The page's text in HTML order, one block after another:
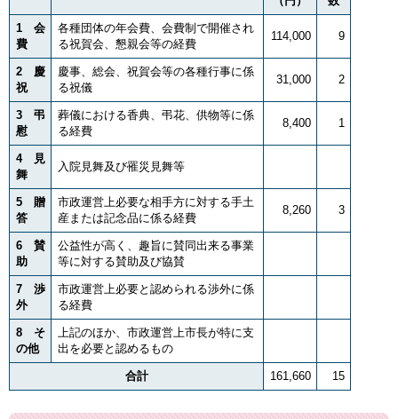
1 会
費
各種団体の年会費、会費制で開催され
る祝賀会、懇親会等の経費
114,000 9
2 慶
祝
慶事、総会、祝賀会等の各種行事に係
る祝儀
31,000 2
3 弔
慰
葬儀における香典、弔花、供物等に係
る経費
8,400 1
4 見
舞
入院見舞及び罹災見舞等
5 贈
答
市政運営上必要な相手方に対する手土
産または記念品に係る経費
8,260 3
6 賛
助
公益性が高く、趣旨に賛同出来る事業
等に対する賛助及び協賛
7 渉
外
市政運営上必要と認められる渉外に係
る経費
8 そ
の他
上記のほか、市政運営上市長が特に支
出を必要と認めるもの
合計 161,660 15